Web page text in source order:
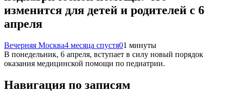
изменится для детей и родителей с 6
апреля
Вечерняя Москва4 месяца спустя01 минуты
В понедельник, 6 апреля, вступает в силу новый порядок
оказания медицинской помощи по педиатрии.
Навигация по записям